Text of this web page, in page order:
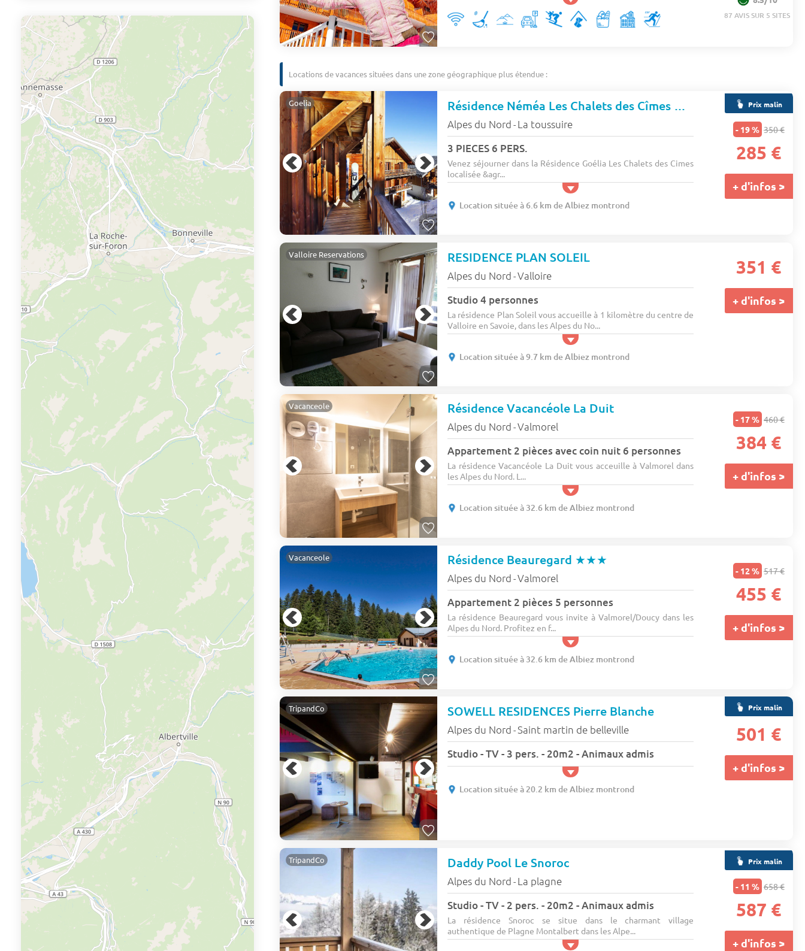
ch...
87 AVIS SUR 5 SITES
Locations de vacances situées dans une zone géographique plus étendue :
Goelia Résidence Néméa Les Chalets des Cîmes
★★★
Alpes du Nord - La toussuire
3 PIECES 6 PERS.
Venez séjourner dans la Résidence Goélia Les Chalets des Cimes
localisée &agr...
Location située à 6.6 km de Albiez montrond
Prix malin
- 19 % 350 €
285 €
+ d'infos >
Valloire Reservations RESIDENCE PLAN SOLEIL
Alpes du Nord -Valloire
Studio 4 personnes
La résidence Plan Soleil vous accueille à 1 kilomètre du centre de
Valloire en Savoie, dans les Alpes du No...
Location située à 9.7 km de Albiez montrond
351 €
+ d'infos >
Vacanceole Résidence Vacancéole La Duit
Alpes du Nord -Valmorel
Appartement 2 pièces avec coin nuit 6 personnes
La résidence Vacancéole La Duit vous acceuille à Valmorel dans
les Alpes du Nord. L...
Location située à 32.6 km de Albiez montrond
- 17 % 460 €
384 €
+ d'infos >
Vacanceole Résidence Beauregard ★★★
Alpes du Nord -Valmorel
Appartement 2 pièces 5 personnes
La résidence Beauregard vous invite à Valmorel/Doucy dans les
Alpes du Nord. Profitez en f...
Location située à 32.6 km de Albiez montrond
- 12 % 517 €
455 €
+ d'infos >
TripandCo SOWELL RESIDENCES Pierre Blanche
Alpes du Nord -Saint martin de belleville
Studio - TV - 3 pers. - 20m2 - Animaux admis
Location située à 20.2 km de Albiez montrond
Prix malin
501 €
+ d'infos >
TripandCo Daddy Pool Le Snoroc
Alpes du Nord - La plagne
Studio - TV - 2 pers. - 20m2 - Animaux admis
La résidence Snoroc se situe dans le charmant village
authentique de Plagne Montalbert dans les Alpe...
Prix malin
- 11 % 658 €
587 €
+ d'infos >